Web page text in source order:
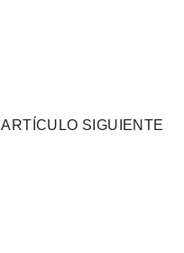
ARTÍCULO SIGUIENTE